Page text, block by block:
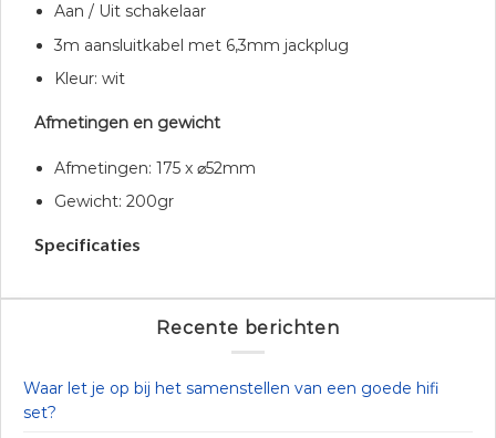
Aan / Uit schakelaar
3m aansluitkabel met 6,3mm jackplug
Kleur: wit
Afmetingen en gewicht
Afmetingen: 175 x⌀52mm
Gewicht: 200gr
Specificaties
Recente berichten
Waar let je op bij het samenstellen van een goede hifi
set?